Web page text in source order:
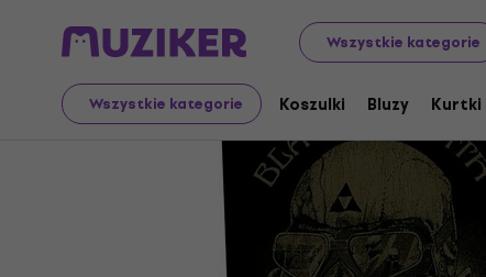
Wszystkie kategorie
Wszystkie kategorie Koszulki Bluzy Kurtki
Merch Towar muzyczny Naszywki, naszywki i odznaki
Sprzedaż zakończona